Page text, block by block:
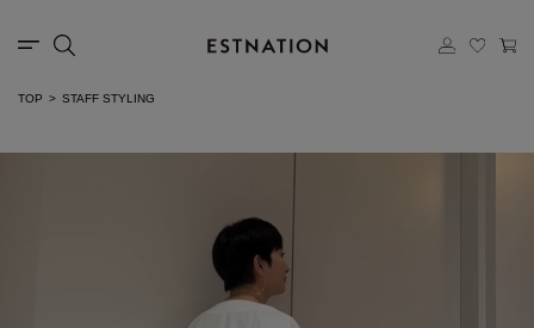
TOP STAFF STYLING